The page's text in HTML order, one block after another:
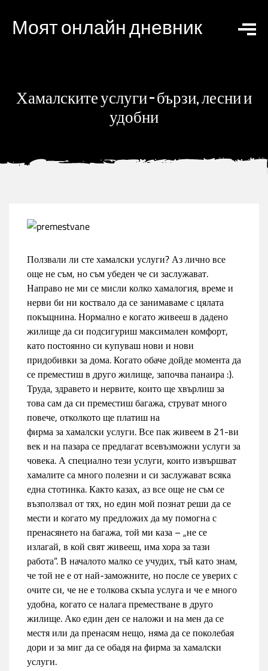
Моят онлайн дневник
Хамалските услуги – бързи, лесни и
удобни
Ползвали ли сте хамалски услуги? Аз лично все
още не съм, но съм убеден че си заслужават.
Направо не ми се мисли колко хамалогия, време и
нерви би ни коствало да се занимаваме с цялата
покъщнина. Нормално е когато живееш в дадено
жилище да си подсигуриш максимален комфорт,
като постоянно си купуваш нови и нови
придобивки за дома. Когато обаче дойде момента да
се преместиш в друго жилище, започва панаира :).
Труда, здравето и нервите, които ще хвърлиш за
това сам да си преместиш багажа, струват много
повече, отколкото ще платиш на
фирма за хамалски услуги. Все пак живеем в 21-ви
век и на пазара се предлагат всевъзможни услуги за
човека. А специално тези услуги, които извършват
хамалите са много полезни и си заслужават всяка
една стотинка. Както казах, аз все още не съм се
възползвал от тях, но един мой познат реши да се
мести и когато му предложих да му помогна с
пренасянето на багажа, той ми каза – „не се
излагай, в кой свят живееш, има хора за тази
работа”. В началото малко се учудих, тъй като знам,
че той не е от най-заможните, но после се уверих с
очите си, че не е толкова скъпа услуга и че е много
удобна, когато се налага преместване в друго
жилище. Ако един ден се наложи и на мен да се
местя или да пренасям нещо, няма да се поколебая
дори и за миг да се обадя на фирма за хамалски
услуги.